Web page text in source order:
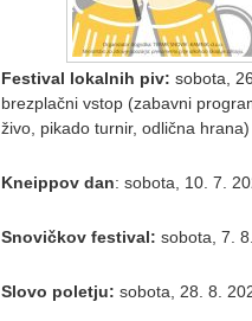
Festival lokalnih piv: sobota,
brezplačni vstop (zabavni
živo, pikado turnir, odlična hrana)
Kneippov dan: sobota, 10. 7.
Snovičkov festival: sobota, 7.
Slovo poletju: sobota, 28. 8.